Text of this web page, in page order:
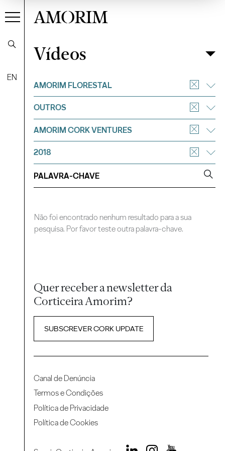
EN
AMORIM
VídeosFiltrar
Vídeos
AMORIM FLORESTAL
OUTROS
AMORIM CORK VENTURES
2018
Não foi encontrado nenhum resultado para a sua
pesquisa. Por favor teste outra palavra-chave.
Quer receber a newsletter da
Corticeira Amorim?
SUBSCREVER CORK UPDATE
Canal de Denúncia
Termos e Condições
Política de Privacidade
Política de Cookies